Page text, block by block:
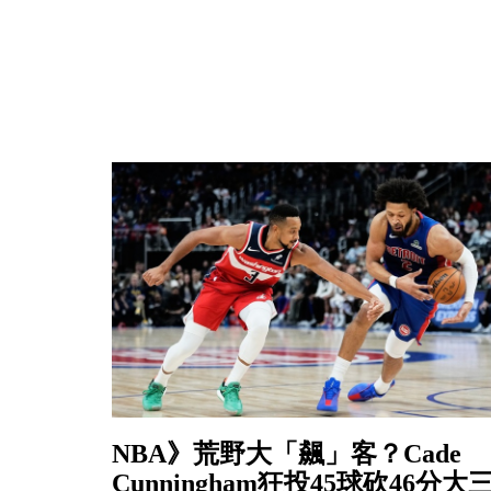
NBA》荒野大「飆」客？Cade
Cunningham狂投45球砍46分大